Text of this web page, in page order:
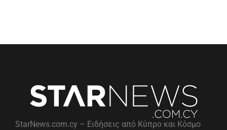
StarNews.com.cy – Ειδήσεις από Κύπρο και Κόσμο